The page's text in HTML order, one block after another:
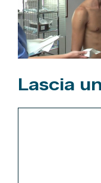
Lascia